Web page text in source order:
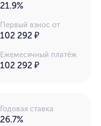
21.9%
Первый взнос от
102 292 ₽
Ежемесячный платёж
102 292 ₽
Годовая ставка
26.7%